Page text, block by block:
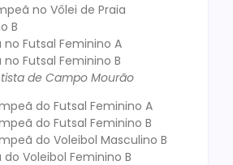
no Vôlei de Praia
B
Futsal Feminino A
Futsal Feminino B
de Campo Mourão
do Futsal Feminino A
do Futsal Feminino B
do Voleibol Masculino B
Voleibol Feminino B